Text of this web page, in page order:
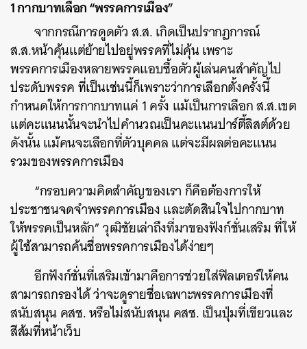
1 กากบาทเลือก “พรรคการเมือง”
จากกรณีการดูดตัว ส.ส. เกิดเป็นปรากฏการณ์
ส.ส.หน้าคุ้นแต่ย้ายไปอยู่พรรคที่ไม่คุ้น เพราะ
พรรคการเมืองหลายพรรคแอบซื้อตัวผู้เล่นคนสำคัญไป
ประดับพรรค ที่เป็นเช่นนี้ก็เพราะว่าการเลือกตั้งครั้งนี้
กำหนดให้การกากบาทแค่ 1 ครั้ง แม้เป็นการเลือก ส.ส.เขต
แต่คะแนนนั้นจะนำไปคำนวณเป็นคะแนนปาร์ตี้ลิสต์ด้วย
ดังนั้น แม้คนจะเลือกที่ตัวบุคคล แต่จะมีผลต่อคะแนน
รวมของพรรคการเมือง
“กรอบความคิดสำคัญของเรา ก็คือต้องการให้
ประชาชนจดจำพรรคการเมือง และตัดสินใจไปกากบาท
ให้พรรคเป็นหลัก” วุฒิชัยเล่าถึงที่มาของฟังก์ชั่นเสริม ที่ให้
ผู้ใช้สามารถค้นชื่อพรรคการเมืองได้ง่ายๆ
อีกฟังก์ชั่นที่เสริมเข้ามาคือการช่วยใส่ฟิลเตอร์ให้คน
สามารถกรองได้ ว่าจะดูรายชื่อเฉพาะพรรคการเมืองที่
สนับสนุน คสช. หรือไม่สนับสนุน คสช. เป็นปุ่มที่เขียวและ
สีส้มที่หน้าเว็บ
ค้นหา
SHARE TWEET LINE EMAIL